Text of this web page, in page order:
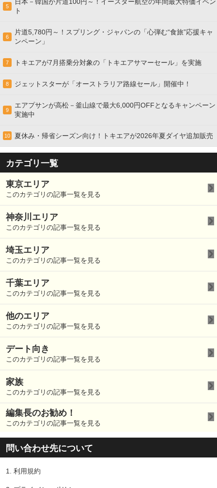
5
ト
6
片道5,780円～！スプリング・ジャパンの「心弾む“食旅”応援キャ
ンペーン」
7 トキエアが7月搭乗分対象の「トキエアサマーセール」を実施
8 ジェットスターが「オーストラリア路線セール」開催中！
9
エアプサンが高松－釜山線で最大6,000円OFFとなるキャンペーン
実施中
10 夏休み・帰省シーズン向け！トキエアが2026年夏ダイヤ追加販売
カテゴリ一覧
東京エリア
このカテゴリの記事一覧を見る
神奈川エリア
このカテゴリの記事一覧を見る
埼玉エリア
このカテゴリの記事一覧を見る
千葉エリア
このカテゴリの記事一覧を見る
他のエリア
このカテゴリの記事一覧を見る
デート向き
このカテゴリの記事一覧を見る
家族
このカテゴリの記事一覧を見る
編集長のお勧め！
このカテゴリの記事一覧を見る
問い合わせ先について
1. 利用規約